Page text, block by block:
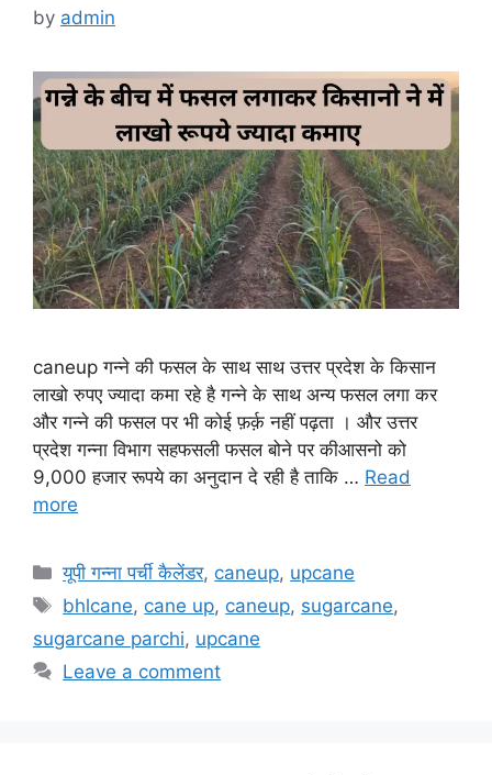
by admin
caneup गन्ने की फसल के साथ साथ उत्तर प्रदेश के किसान
लाखो रुपए ज्यादा कमा रहे है गन्ने के साथ अन्य फसल लगा कर
और गन्ने की फसल पर भी कोई फ़र्क़ नहीं पढ़ता । और उत्तर
प्रदेश गन्ना विभाग सहफसली फसल बोने पर कीआसनो को
9,000 हजार रूपये का अनुदान दे रही है ताकि … Read
more
Categories
यूपी गन्ना पर्ची कैलेंडर, caneup, upcane
Tags
bhlcane, cane up, caneup, sugarcane,
sugarcane parchi, upcane
Leave a comment